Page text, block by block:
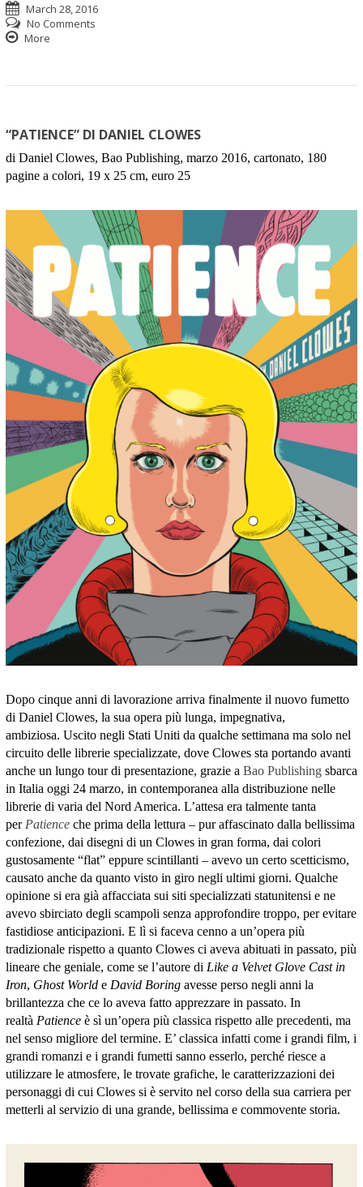
March 28, 2016
No Comments
More
“PATIENCE” DI DANIEL CLOWES
di Daniel Clowes, Bao Publishing, marzo 2016, cartonato, 180
pagine a colori, 19 x 25 cm, euro 25
Dopo cinque anni di lavorazione arriva finalmente il nuovo fumetto
di Daniel Clowes, la sua opera più lunga, impegnativa,
ambiziosa. Uscito negli Stati Uniti da qualche settimana ma solo nel
circuito delle librerie specializzate, dove Clowes sta portando avanti
anche un lungo tour di presentazione, grazie a Bao Publishingsbarca
in Italia oggi 24 marzo, in contemporanea alla distribuzione nelle
librerie di varia del Nord America. L’attesa era talmente tanta
per Patience che prima della lettura – pur affascinato dalla bellissima
confezione, dai disegni di un Clowes in gran forma, dai colori
gustosamente “flat” eppure scintillanti – avevo un certo scetticismo,
causato anche da quanto visto in giro negli ultimi giorni. Qualche
opinione si era già affacciata sui siti specializzati statunitensi e ne
avevo sbirciato degli scampoli senza approfondire troppo, per evitare
fastidiose anticipazioni. E lì si faceva cenno a un’opera più
tradizionale rispetto a quanto Clowes ci aveva abituati in passato, più
lineare che geniale, come se l’autore di Like a Velvet Glove Cast in
Iron, Ghost Worlde David Boringavesse perso negli anni la
brillantezza che ce lo aveva fatto apprezzare in passato. In
realtà Patienceè sì un’opera più classica rispetto alle precedenti, ma
nel senso migliore del termine. E’ classica infatti come i grandi film, i
grandi romanzi e i grandi fumetti sanno esserlo, perché riesce a
utilizzare le atmosfere, le trovate grafiche, le caratterizzazioni dei
personaggi di cui Clowes si è servito nel corso della sua carriera per
metterli al servizio di una grande, bellissima e commovente storia.